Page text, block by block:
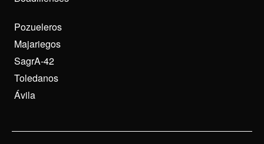
Pozueleros
Majariegos
SagrA-42
Toledanos
Ávila